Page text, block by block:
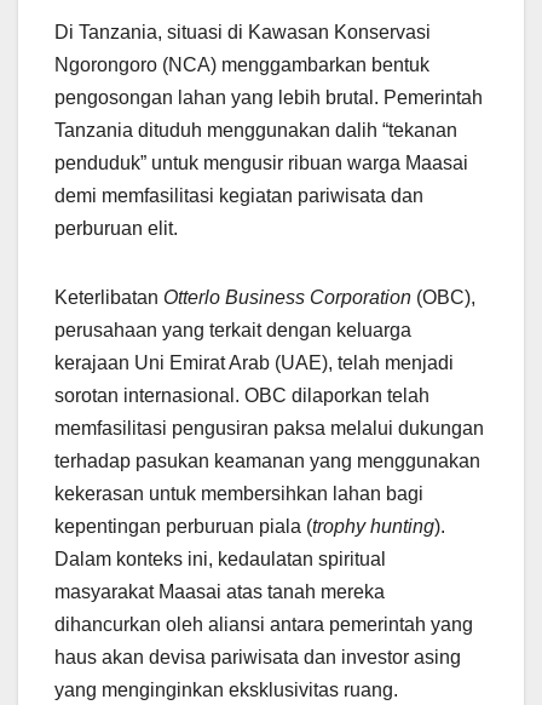
Di Tanzania, situasi di Kawasan Konservasi
Ngorongoro (NCA) menggambarkan bentuk
pengosongan lahan yang lebih brutal. Pemerintah
Tanzania dituduh menggunakan dalih “tekanan
penduduk” untuk mengusir ribuan warga Maasai
demi memfasilitasi kegiatan pariwisata dan
perburuan elit.
Keterlibatan Otterlo Business Corporation (OBC),
perusahaan yang terkait dengan keluarga
kerajaan Uni Emirat Arab (UAE), telah menjadi
sorotan internasional. OBC dilaporkan telah
memfasilitasi pengusiran paksa melalui dukungan
terhadap pasukan keamanan yang menggunakan
kekerasan untuk membersihkan lahan bagi
kepentingan perburuan piala (trophy hunting).
Dalam konteks ini, kedaulatan spiritual
masyarakat Maasai atas tanah mereka
dihancurkan oleh aliansi antara pemerintah yang
haus akan devisa pariwisata dan investor asing
yang menginginkan eksklusivitas ruang.